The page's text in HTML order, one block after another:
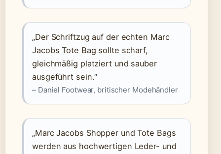
„Der Schriftzug auf der echten Marc
Jacobs Tote Bag sollte scharf,
gleichmäßig platziert und sauber
ausgeführt sein.“
– Daniel Footwear, britischer Modehändler
„Marc Jacobs Shopper und Tote Bags
werden aus hochwertigen Leder- und